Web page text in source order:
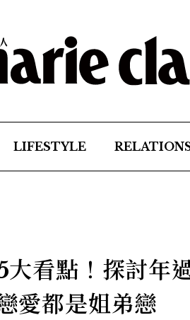
LIFESTYLE
大看點！探討年
愛都是姐弟戀